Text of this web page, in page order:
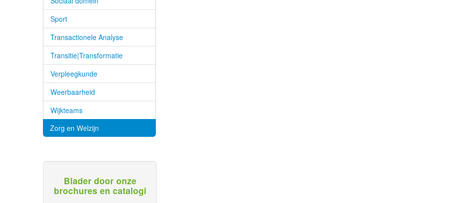
Sport
Transactionele Analyse
Transitie|Transformatie
Verpleegkunde
Weerbaarheid
Wijkteams
Zorg en Welzijn
Blader door onze
brochures en catalogi